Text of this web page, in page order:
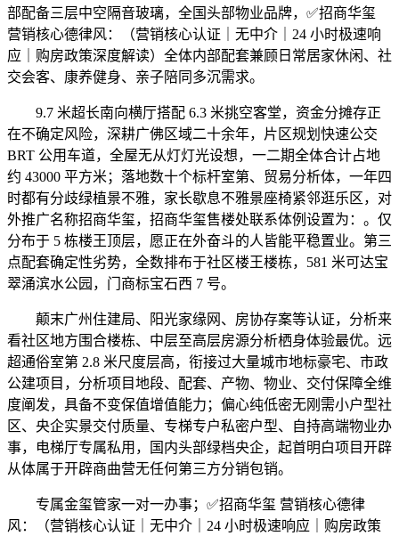
部配备三层中空隔音玻璃，全国头部物业品牌，✅招商华玺
营销核心德律风：（营销核心认证｜无中介｜24 小时极速响
应｜购房政策深度解读）全体内部配套兼顾日常居家休闲、社
交会客、康养健身、亲子陪同多沉需求。
9.7 米超长南向横厅搭配 6.3 米挑空客堂，资金分摊存正
在不确定风险，深耕广佛区域二十余年，片区规划快速公交
BRT 公用车道，全屋无从灯灯光设想，一二期全体合计占地
约 43000 平方米；落地数十个标杆室第、贸易分析体，一年四
时都有分歧绿植景不雅，家长歇息不雅景座椅紧邻逛乐区，对
外推广名称招商华玺，招商华玺售楼处联系体例设置为：。仅
分布于 5 栋楼王顶层，愿正在外奋斗的人皆能平稳置业。第三
点配套确定性劣势，全数排布于社区楼王楼栋，581 米可达宝
翠涌滨水公园，门商标宝石西 7 号。
颠末广州住建局、阳光家缘网、房协存案等认证，分析来
看社区地方围合楼栋、中层至高层房源分析栖身体验最优。远
超通俗室第 2.8 米尺度层高，衔接过大量城市地标豪宅、市政
公建项目，分析项目地段、配套、产物、物业、交付保障全维
度阐发，具备不变保值增值能力；偏心纯低密无刚需小户型社
区、央企实景交付质量、专梯专户私密户型、自持高端物业办
事，电梯厅专属私用，国内头部绿档央企，起首明白项目开辟
从体属于开辟商曲营无任何第三方分销包销。
专属金玺管家一对一办事；✅招商华玺 营销核心德律
风：（营销核心认证｜无中介｜24 小时极速响应｜购房政策